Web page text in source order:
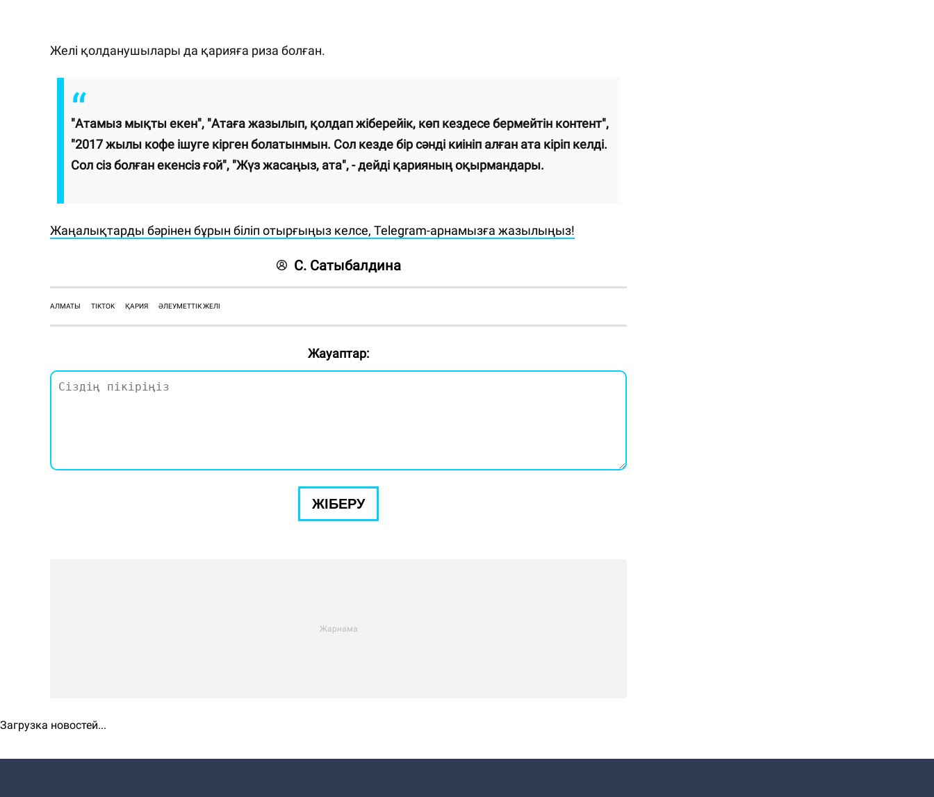
Желі қолданушылары да қарияға риза болған.
"Атамыз мықты екен", "Атаға жазылып, қолдап жіберейік, көп кездесе бермейтін контент",
"2017 жылы кофе ішуге кірген болатынмын. Сол кезде бір сәнді киініп алған ата кіріп келді.
Сол сіз болған екенсіз ғой", "Жүз жасаңыз, ата", - дейді қарияның оқырмандары.
Жаңалықтарды бәрінен бұрын біліп отырғыңыз келсе, Telegram-арнамызға жазылыңыз!
С. Сатыбалдина
АЛМАТЫ TIKTOK ҚАРИЯ ӘЛЕУМЕТТІК ЖЕЛІ
Жауаптар:
ЖІБЕРУ
Загрузка новостей...